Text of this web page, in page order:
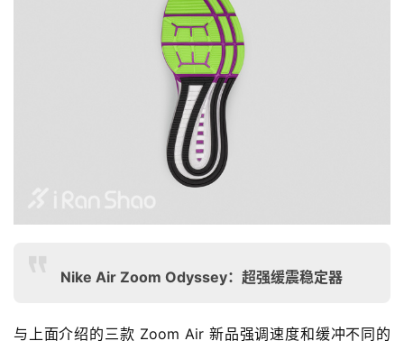
Nike Air Zoom Odyssey：超强缓震稳定器
与上面介绍的三款 Zoom Air 新品强调速度和缓冲不同的